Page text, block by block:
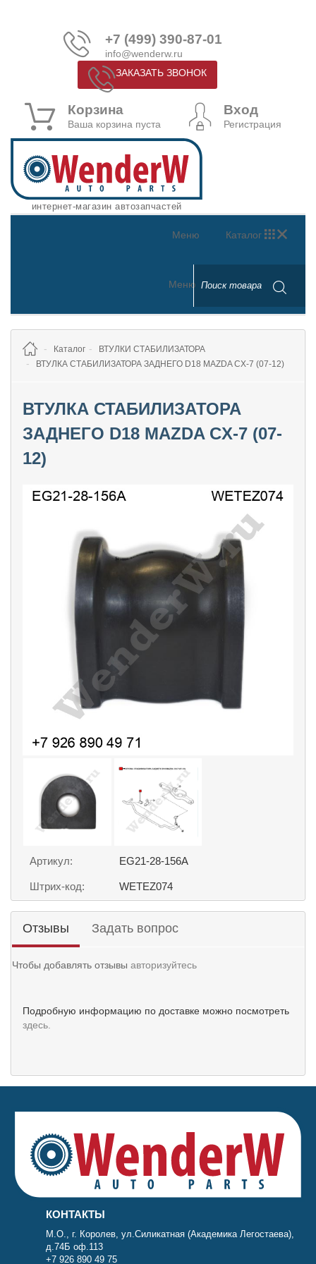
+7 (499) 390-87-01
info@wenderw.ru
ЗАКАЗАТЬ ЗВОНОК
Корзина
Ваша корзина пуста
Вход
Регистрация
интернет-магазин автозапчастей
Каталог
Меню
Меню
Каталог
ВТУЛКИ СТАБИЛИЗАТОРА
ВТУЛКА СТАБИЛИЗАТОРА ЗАДНЕГО D18 MAZDA CX-7 (07-12)
ВТУЛКА СТАБИЛИЗАТОРА
ЗАДНЕГО D18 MAZDA CX-7 (07-
12)
Артикул: EG21-28-156A
Штрих-код: WETEZ074
Отзывы Задать вопрос
Чтобы добавлять отзывы авторизуйтесь
Подробную информацию по доставке можно посмотреть
здесь.
КОНТАКТЫ
М.О., г. Королев, ул.Силикатная (Академика Легостаева),
д.74Б оф.113
+7 926 890 49 75